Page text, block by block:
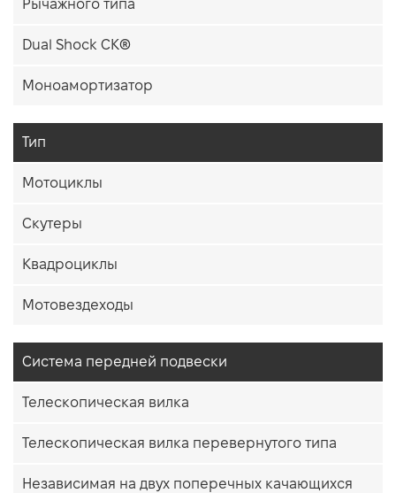
Рычажного типа
Dual Shock CK®
Моноамортизатор
Тип
Мотоциклы
Скутеры
Квадроциклы
Мотовездеходы
Система передней подвески
Телескопическая вилка
Телескопическая вилка перевернутого типа
Независимая на двух поперечных качающихся